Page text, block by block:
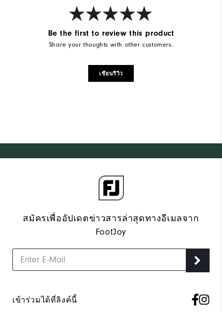
Be the first to review this product
Share your thoughts with other customers.
เขียนรีวิว
สมัครเพื่ออัปเดตข่าวสารล่าสุดทางอีเมลจาก
FootJoy
เข้าร่วมได้ที่ลิงค์นี้